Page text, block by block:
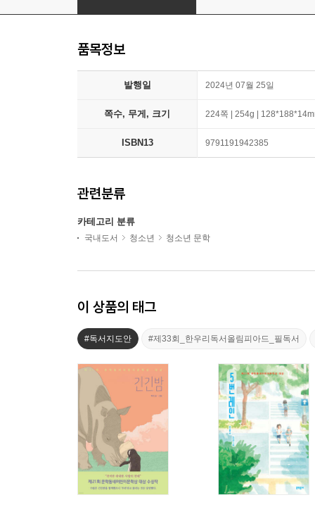
품목정보
발행일 2024년 07월 25일
쪽수, 무게, 크기 224쪽 | 254g |
ISBN13 9791191942385
관련분류
카테고리 분류
국내도서 청소년 청소년 문학
이 상품의 태그
#독서지도안 #제33회_한우리독서올림피아드_필독서